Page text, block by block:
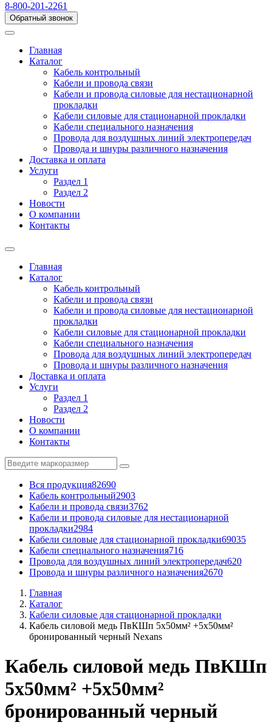
8-800-201-2261
Обратный звонок
Главная
Каталог
Кабель контрольный
Кабели и провода связи
Кабели и провода силовые для нестационарной
прокладки
Кабели силовые для стационарной прокладки
Кабели специального назначения
Провода для воздушных линий электропередач
Провода и шнуры различного назначения
Доставка и оплата
Услуги
Раздел 1
Раздел 2
Новости
О компании
Контакты
Главная
Каталог
Кабель контрольный
Кабели и провода связи
Кабели и провода силовые для нестационарной
прокладки
Кабели силовые для стационарной прокладки
Кабели специального назначения
Провода для воздушных линий электропередач
Провода и шнуры различного назначения
Доставка и оплата
Услуги
Раздел 1
Раздел 2
Новости
О компании
Контакты
Вся продукция82690
Кабель контрольный2903
Кабели и провода связи3762
Кабели и провода силовые для нестационарной
прокладки2984
Кабели силовые для стационарной прокладки69035
Кабели специального назначения716
Провода для воздушных линий электропередач620
Провода и шнуры различного назначения2670
Главная
Каталог
Кабели силовые для стационарной прокладки
Кабель силовой медь ПвКШп 5x50мм² +5x50мм²
бронированный черный Nexans
Кабель силовой медь ПвКШп
5x50мм² +5x50мм²
бронированный черный